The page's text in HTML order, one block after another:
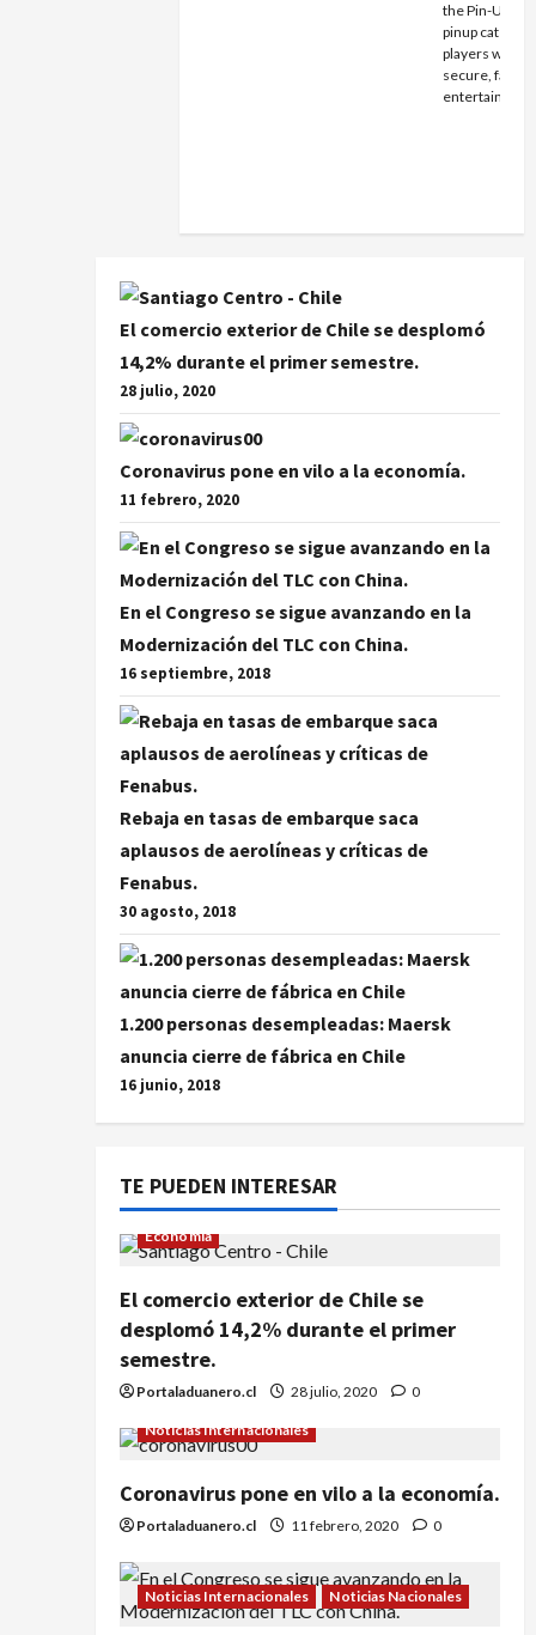
the Pin-Up app,
pinup caters
players with
secure, fast-
entertainment
El comercio exterior de Chile se desplomó
14,2% durante el primer semestre.
28 julio, 2020
Coronavirus pone en vilo a la economía.
11 febrero, 2020
En el Congreso se sigue avanzando en la
Modernización del TLC con China.
16 septiembre, 2018
Rebaja en tasas de embarque saca
aplausos de aerolíneas y críticas de
Fenabus.
30 agosto, 2018
1.200 personas desempleadas: Maersk
anuncia cierre de fábrica en Chile
16 junio, 2018
TE PUEDEN INTERESAR
Economía
El comercio exterior de Chile se
desplomó 14,2% durante el primer
semestre.
Portaladuanero.cl 28 julio, 2020 0
Noticias Internacionales
Coronavirus pone en vilo a la economía.
Portaladuanero.cl 11 febrero, 2020 0
Noticias Internacionales Noticias Nacionales